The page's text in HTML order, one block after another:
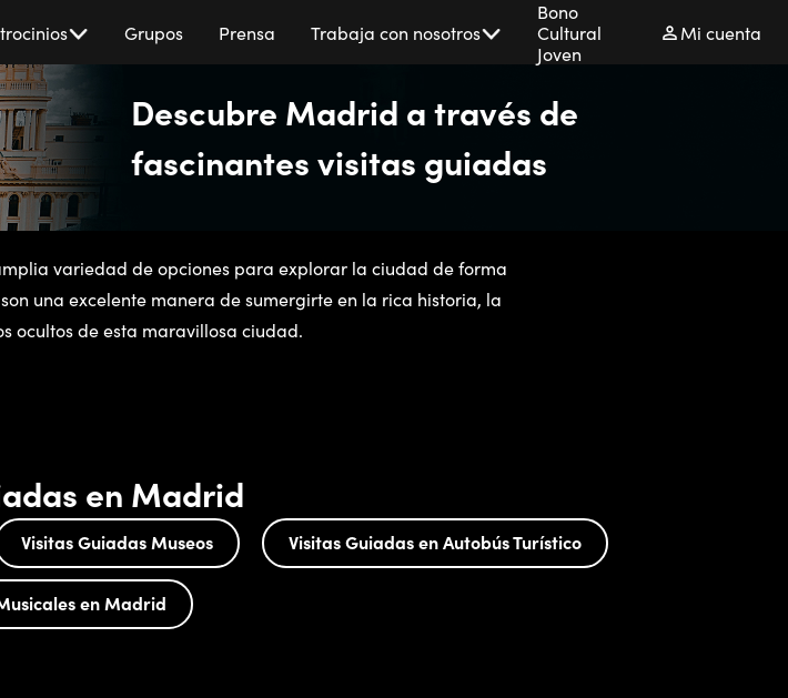
Grupos Prensa Trabaja con nosotros
Bono
Cultural
Joven
Mi cuenta
Descubre Madrid a través de
fascinantes visitas guiadas
variedad de opciones para explorar la ciudad de forma
una excelente manera de sumergirte en la rica historia, la
ocultos de esta maravillosa ciudad.
en Madrid
Visitas Guiadas Museos Visitas Guiadas en Autobús Turístico
en Madrid